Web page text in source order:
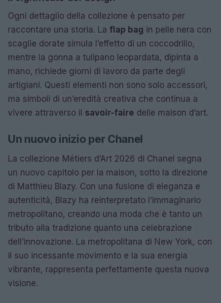
Ogni dettaglio della collezione è pensato per
raccontare una storia. La flap bag in pelle nera con
scaglie dorate simula l’effetto di un coccodrillo,
mentre la gonna a tulipano leopardata, dipinta a
mano, richiede giorni di lavoro da parte degli
artigiani. Questi elementi non sono solo accessori,
ma simboli di un’eredità creativa che continua a
vivere attraverso il savoir-faire delle maison d’art.
Un nuovo inizio per Chanel
La collezione Métiers d’Art 2026 di Chanel segna
un nuovo capitolo per la maison, sotto la direzione
di Matthieu Blazy. Con una fusione di eleganza e
autenticità, Blazy ha reinterpretato l’immaginario
metropolitano, creando una moda che è tanto un
tributo alla tradizione quanto una celebrazione
dell’innovazione. La metropolitana di New York, con
il suo incessante movimento e la sua energia
vibrante, rappresenta perfettamente questa nuova
visione.